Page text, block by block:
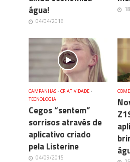
água!
04/04/2016
CAMPANHAS • CRIATIVIDADE •
TECNOLOGIA
Cegos “sentem”
sorrisos através de
aplicativo criado
pela Listerine
04/09/2015